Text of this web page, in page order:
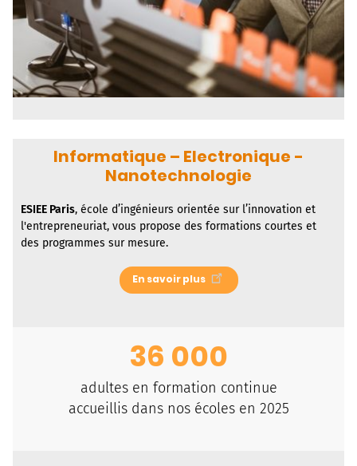
Informatique – Electronique -
Nanotechnologie
ESIEE Paris, école d’ingénieurs orientée sur l’innovation et
l'entrepreneuriat, vous propose des formations courtes et
des programmes sur mesure.
En savoir plus
36 000
adultes en formation continue
accueillis dans nos écoles en 2025